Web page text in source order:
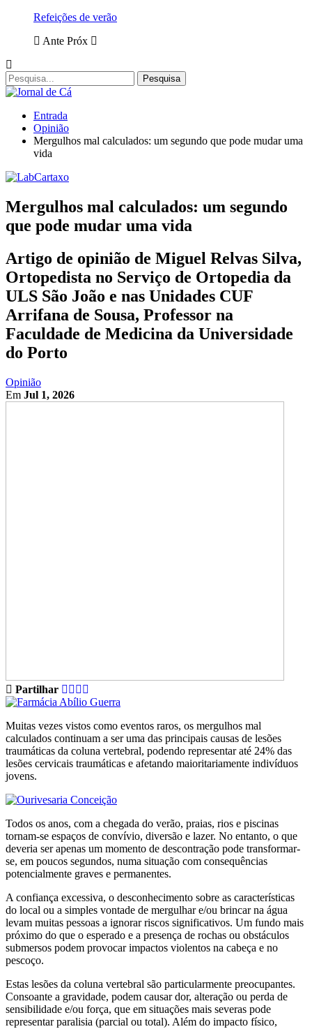
Refeições de verão
Ante Próx
Entrada
Opinião
Mergulhos mal calculados: um segundo que pode mudar uma
vida
Mergulhos mal calculados: um segundo
que pode mudar uma vida
Artigo de opinião de Miguel Relvas Silva,
Ortopedista no Serviço de Ortopedia da
ULS São João e nas Unidades CUF
Arrifana de Sousa, Professor na
Faculdade de Medicina da Universidade
do Porto
Opinião
Em Jul 1, 2026
Partilhar
Muitas vezes vistos como eventos raros, os mergulhos mal
calculados continuam a ser uma das principais causas de lesões
traumáticas da coluna vertebral, podendo representar até 24% das
lesões cervicais traumáticas e afetando maioritariamente indivíduos
jovens.
Todos os anos, com a chegada do verão, praias, rios e piscinas
tornam-se espaços de convívio, diversão e lazer. No entanto, o que
deveria ser apenas um momento de descontração pode transformar-
se, em poucos segundos, numa situação com consequências
potencialmente graves e permanentes.
A confiança excessiva, o desconhecimento sobre as características
do local ou a simples vontade de mergulhar e/ou brincar na água
levam muitas pessoas a ignorar riscos significativos. Um fundo mais
próximo do que o esperado e a presença de rochas ou obstáculos
submersos podem provocar impactos violentos na cabeça e no
pescoço.
Estas lesões da coluna vertebral são particularmente preocupantes.
Consoante a gravidade, podem causar dor, alteração ou perda de
sensibilidade e/ou força, que em situações mais severas pode
representar paralisia (parcial ou total). Além do impacto físico,